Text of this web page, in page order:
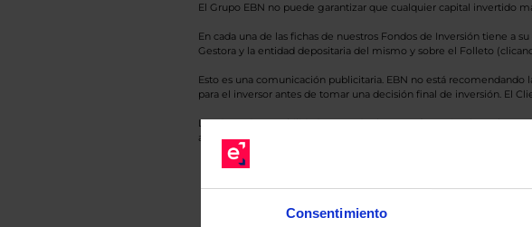
Consentimiento
El Grupo EBN no puede garantizar que cualquier capital invertido
En cada una de las fichas de nuestros Fondos de Inversión tiene a
Gestora y la entidad depositaria del mismo y sobre el Folleto
Esto es una comunicación publicitaria. EBN no está
para el inversor antes de tomar una decisión final de inversión. El
Los datos de rentabilidad mostrados hacen referencia a los Valores
anterior a Valor Liquidativo actual con reinversión de dividendos si